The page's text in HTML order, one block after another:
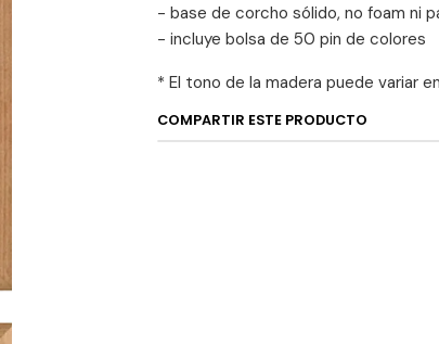
- base de corcho sólido, no foam ni
- incluye bolsa de 50 pin de colores
* El tono de la madera puede variar
COMPARTIR ESTE PRODUCTO